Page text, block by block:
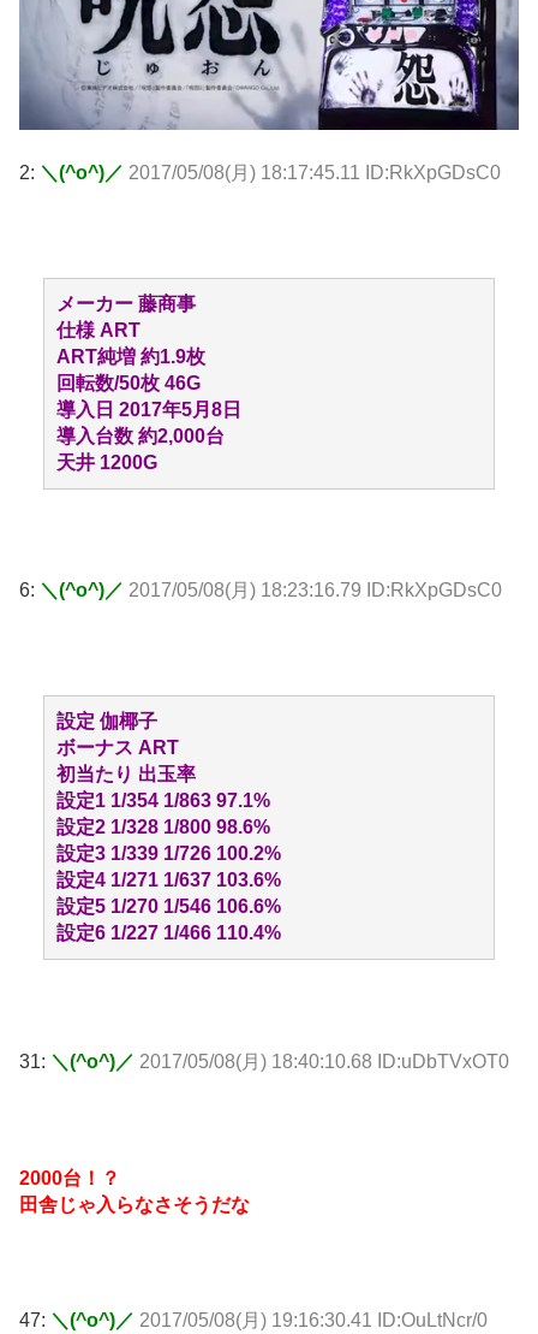
2: ＼(^o^)／ 2017/05/08(月) 18:17:45.11 ID:RkXpGDsC0
メーカー 藤商事
仕様 ART
ART純増 約1.9枚
回転数/50枚 46G
導入日 2017年5月8日
導入台数 約2,000台
天井 1200G
6: ＼(^o^)／ 2017/05/08(月) 18:23:16.79 ID:RkXpGDsC0
設定 伽椰子
ボーナス ART
初当たり 出玉率
設定1 1/354 1/863 97.1%
設定2 1/328 1/800 98.6%
設定3 1/339 1/726 100.2%
設定4 1/271 1/637 103.6%
設定5 1/270 1/546 106.6%
設定6 1/227 1/466 110.4%
31: ＼(^o^)／ 2017/05/08(月) 18:40:10.68 ID:uDbTVxOT0
2000台！？
田舎じゃ入らなさそうだな
47: ＼(^o^)／ 2017/05/08(月) 19:16:30.41 ID:OuLtNcr/0